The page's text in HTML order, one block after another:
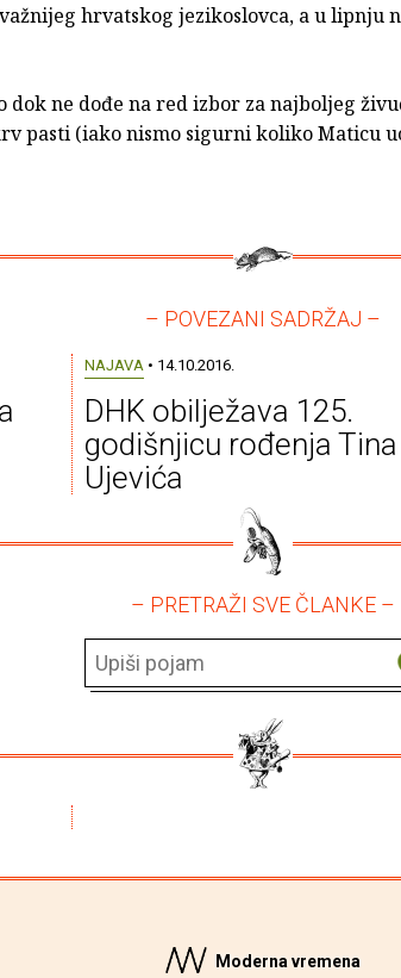
hrvatskog jezikoslovca, a u lipnju
dok ne dođe na red izbor za najboljeg
pasti (iako nismo sigurni koliko Maticu
– POVEZANI SADRŽAJ –
NAJAVA • 14.10.2016.
DHK obilježava 125.
godišnjicu rođenja Tina
Ujevića
– PRETRAŽI SVE ČLANKE –
Moderna vremena